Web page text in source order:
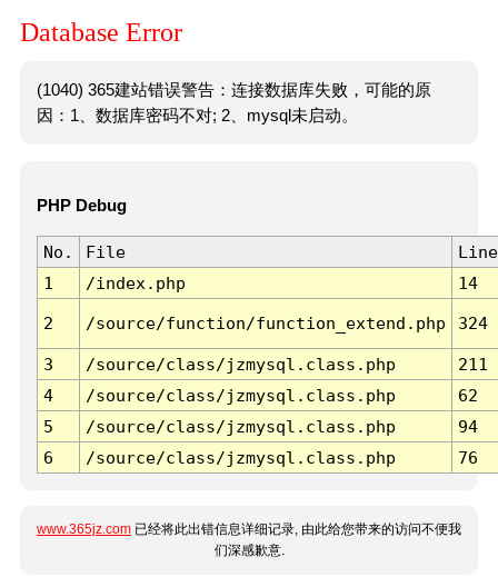
Database Error
(1040) 365建站错误警告：连接数据库失败，可能的原
因：1、数据库密码不对; 2、mysql未启动。
PHP Debug
No. File
Line
1
/index.php 14
2 /source/function/function_extend.php 324
3 /source/class/jzmysql.class.php
211
4
/source/class/jzmysql.class.php
62
5
/source/class/jzmysql.class.php
94
6
/source/class/jzmysql.class.php 76
www.365jz.com 已经将此出错信息详细记录, 由此给您带来的访问不便我
们深感歉意.